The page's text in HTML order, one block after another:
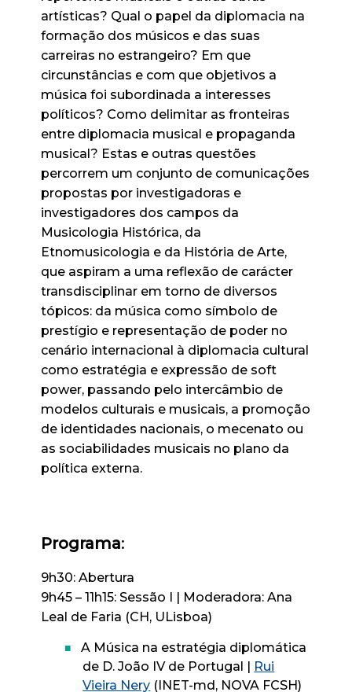
artísticas? Qual o papel da diplomacia na
formação dos músicos e das suas
carreiras no estrangeiro? Em que
circunstâncias e com que objetivos a
música foi subordinada a interesses
políticos? Como delimitar as fronteiras
entre diplomacia musical e propaganda
musical? Estas e outras questões
percorrem um conjunto de comunicações
propostas por investigadoras e
investigadores dos campos da
Musicologia Histórica, da
Etnomusicologia e da História de Arte,
que aspiram a uma reflexão de carácter
transdisciplinar em torno de diversos
tópicos: da música como símbolo de
prestígio e representação de poder no
cenário internacional à diplomacia cultural
como estratégia e expressão de soft
power, passando pelo intercâmbio de
modelos culturais e musicais, a promoção
de identidades nacionais, o mecenato ou
as sociabilidades musicais no plano da
política externa.
Programa:
9h30: Abertura
9h45 – 11h15: Sessão I | Moderadora: Ana
Leal de Faria (CH, ULisboa)
A Música na estratégia diplomática
de D. João IV de Portugal | Rui
Vieira Nery (INET-md, NOVA FCSH)